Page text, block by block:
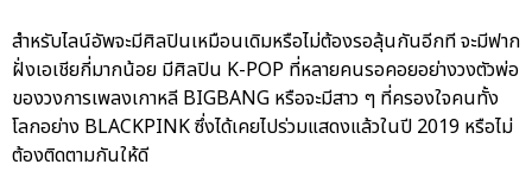
สำหรับไลน์อัพจะมีศิลปินเหมือนเดิมหรือไม่ต้องรอลุ้นกันอีกที จะมีฟาก
ฝั่งเอเชียกี่มากน้อย มีศิลปิน K-POP ที่หลายคนรอคอยอย่างวงตัวพ่อ
ของวงการเพลงเกาหลี BIGBANG หรือจะมีสาว ๆ ที่ครองใจคนทั้ง
โลกอย่าง BLACKPINK ซึ่งได้เคยไปร่วมแสดงแล้วในปี 2019 หรือไม่
ต้องติดตามกันให้ดี